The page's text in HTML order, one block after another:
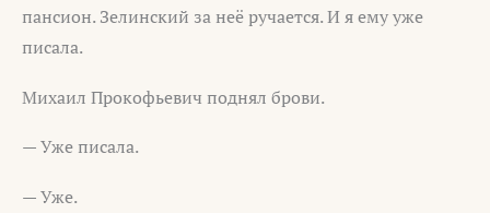
пансион. Зелинский за неё ручается. И я ему уже
писала.
Михаил Прокофьевич поднял брови.
— Уже писала.
— Уже.